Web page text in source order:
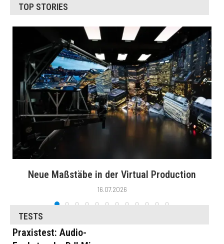
TOP STORIES
Neue Maßstäbe in der Virtual Production
16.07.2026
TESTS
Praxistest: Audio-